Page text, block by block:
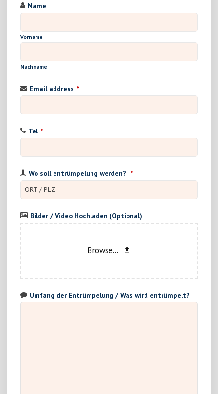
Name
Vorname
Nachname
Email address *
Tel *
Wo soll entrümpelung werden? *
Bilder / Video Hochladen (Optional)
Browse...
Umfang der Entrümpelung / Was wird entrümpelt?